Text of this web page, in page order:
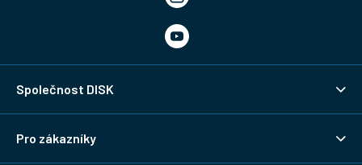
Společnost DISK
Pro zákazníky